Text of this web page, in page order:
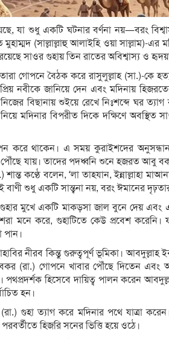
যা শুধু একটি ঘটনার বর্ণনা নয়—বরং
মুহাম্মদ (সাল্লাল্লাহু আলাইহি ওয়া সাল্লাম)-
সাওর গুহায় তিন রাতের অবিশ্বাস্য ও
গোপনে বৈঠক করে রাসুলুল্লাহ (সা.)-কে
নবীকে জানিয়ে দেন এবং মদিনায়
বিছানায় শুইয়ে রেখে নিঃশব্দে ঘর ত্যাগ
মদিনার বিপরীত দিকে দক্ষিণে অবস্থিত
করে থাকেন। এ সময় কুরাইশদের
যায়। তাদের পদধ্বনি শুনে হজরত আবু বকর
কণ্ঠে বলেন, ‘লা তাহযান, ইন্নাল্লাহা
শুধু একটি সান্ত্বনা নয়, বরং ঈমানের
মুখে একটি মাকড়সা জাল বুনে দেয় এবং
মনে করে, গুহাটিতে কেউ প্রবেশ করেনি।
পান।
নীরব কিন্তু গুরুত্বপূর্ণ ভূমিকা। আবদুল্লাহ
(রা.) গোপনে খাবার পৌঁছে দিতেন এবং
পথপ্রদর্শক হিসেবে দায়িত্ব পালন করেন
হন।
গুহা ত্যাগ করে মদিনার পথে যাত্রা
হিজরি সনের ভিত্তি হয়ে ওঠে।